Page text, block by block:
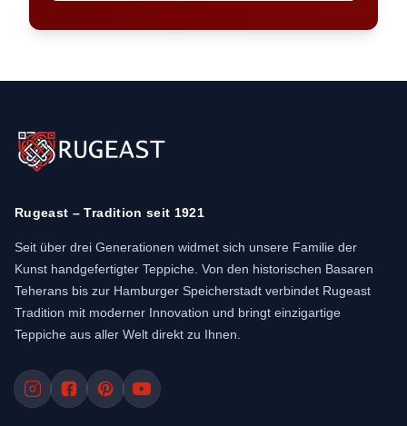
geliebt zu werden.
Ein Perserteppich macht jedes Wohnzimmer
sofort gemütlich. Er verbindet Farben, Texturen
Und dank der Naturfasern fühlt er sich warm
Esszimmerteppich
überraschend schmutzabweisend. Ein guter
Perserteppich sieht im Esszimmer nicht nur toll
Rugeast – Tradition seit 1921
Seit über drei Generationen widmet sich unsere Familie der
Kunst handgefertigter Teppiche. Von den historischen Basaren
Teherans bis zur Hamburger Speicherstadt verbindet Rugeast
Tradition mit moderner Innovation und bringt einzigartige
Teppiche aus aller Welt direkt zu Ihnen.